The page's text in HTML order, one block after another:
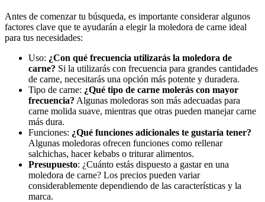
Antes de comenzar tu búsqueda, es importante considerar algunos
factores clave que te ayudarán a elegir la moledora de carne ideal
para tus necesidades:
Uso: ¿Con qué frecuencia utilizarás la moledora de
carne? Si la utilizarás con frecuencia para grandes cantidades
de carne, necesitarás una opción más potente y duradera.
Tipo de carne: ¿Qué tipo de carne molerás con mayor
frecuencia? Algunas moledoras son más adecuadas para
carne molida suave, mientras que otras pueden manejar carne
más dura.
Funciones: ¿Qué funciones adicionales te gustaría tener?
Algunas moledoras ofrecen funciones como rellenar
salchichas, hacer kebabs o triturar alimentos.
Presupuesto: ¿Cuánto estás dispuesto a gastar en una
moledora de carne? Los precios pueden variar
considerablemente dependiendo de las características y la
marca.